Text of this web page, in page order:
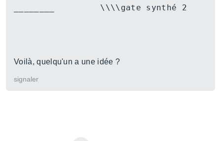
________         \\\\gate synthé 2
Voilà, quelqu'un a une idée ?
signaler